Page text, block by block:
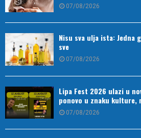
07/08/2026
Nisu sva ulja ista: Jedna
sve
07/08/2026
Lipa Fest 2026 ulazi u
ponovo u znaku kulture,
07/08/2026